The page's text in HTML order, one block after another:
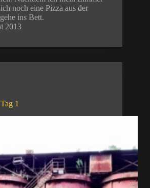
noch eine Pizza aus der
ins Bett.
2013
1